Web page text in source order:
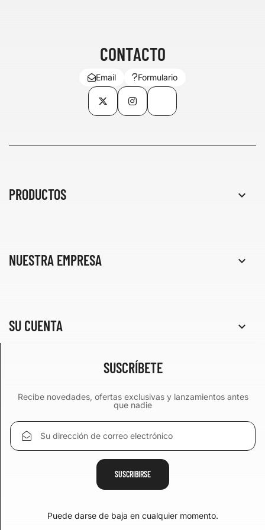
CONTACTO
Email Formulario
Twitter InstagramTikTok
PRODUCTOS 
NUESTRA EMPRESA 
SU CUENTA 
SUSCRÍBETE
Recibe novedades, ofertas exclusivas y lanzamientos antes
que nadie
Puede darse de baja en cualquier momento.